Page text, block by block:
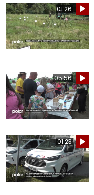
01:26
05:56
01:23